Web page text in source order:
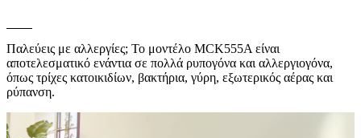
Παλεύεις με αλλεργίες; Το μοντέλο MCK555A είναι
αποτελεσματικό ενάντια σε πολλά ρυπογόνα και αλλεργιογόνα,
όπως τρίχες κατοικιδίων, βακτήρια, γύρη, εξωτερικός αέρας και
ρύπανση.